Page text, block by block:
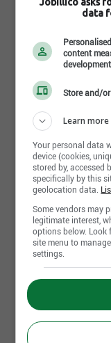
En :
Fr :
Other Paul Davis
Job posting |
Job posting |
Job posting |
data
content
development
Store and/
Learn more
Your personal data
device (cookies,
stored by, accessed
specifically by this
geolocation data.
Some vendors may
legitimate interest,
options below.
site menu to
settings.